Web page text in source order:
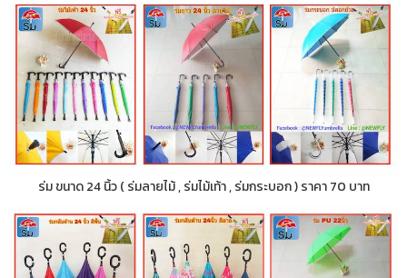
ร่ม ขนาด 24 นิ้ว ( ร่มลายไม้ , ร่มไม้เท้า , ร่มกระบอก ) ราคา 70 บาท